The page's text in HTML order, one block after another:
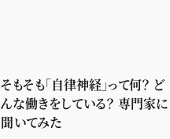
そもそも「自律神経」って何？ ど
んな働きをしている？ 専門家に
聞いてみた